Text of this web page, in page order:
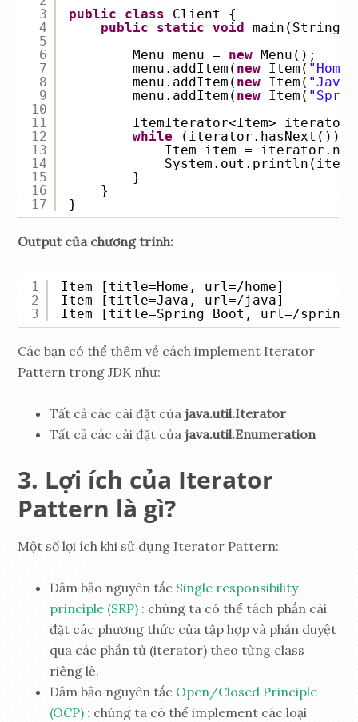
3
4
5
6
7
8
9
10
11
12
13
14
15
16
17
public class
Client {
public
static void
Menu menu = new
Menu();
menu.addItem( new Item( "Home"
menu.addItem( new Item( "Java"
menu.addItem( new Item(
ItemIterator<Item> iterator
while
(iterator.hasNext()) {
Item item =
}
}
}
Output của chương trình:
1
2
3
Item [title=Home, url=/home]
Item [title=Java, url=/java]
Item [title=Spring Boot, url=/spring-
Các bạn có thể thêm về cách implement Iterator
Pattern trong JDK như:
Tất cả các cài đặt của java.util.Iterator
Tất cả các cài đặt của java.util.Enumeration
Lợi ích của Iterator
Pattern là gì?
Một số lợi ích khi sử dụng Iterator Pattern:
Đảm bảo nguyên tắc Single responsibility
principle (SRP) : chúng ta có thể tách phần cài
đặt các phương thức của tập hợp và phần duyệt
qua các phần tử (iterator) theo từng class
riêng lẻ.
Đảm bảo nguyên tắc Open/Closed Principle
(OCP) : chúng ta có thể implement các loại